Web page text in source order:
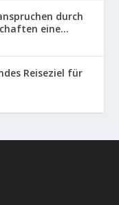
durch
eine...
Reiseziel für